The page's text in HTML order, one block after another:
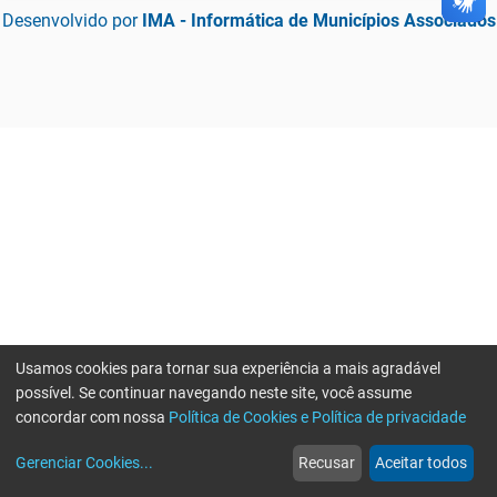
Desenvolvido por IMA - Informática de Municípios Associados
web
Notícias
more_horiz
Mais
Usamos cookies para tornar sua experiência a mais agradável
possível. Se continuar navegando neste site, você assume
concordar com nossa Política de Cookies e Política de privacidade
Gerenciar Cookies... Recusar Aceitar todos
Erro ao enviar informações, por favor tente novamente